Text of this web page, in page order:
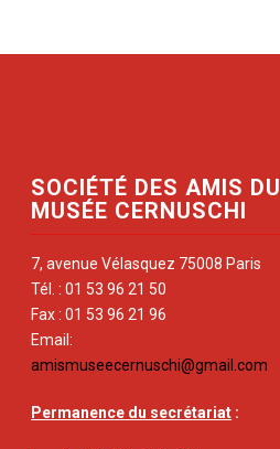
SOCIÉTÉ DES AMIS DU
MUSÉE CERNUSCHI
7, avenue Vélasquez 75008 Paris
Tél. : 01 53 96 21 50
Fax : 01 53 96 21 96
Email:
amismuseecernuschi@gmail.com
Permanence du secrétariat :